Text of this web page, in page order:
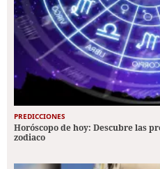
PREDICCIONES
Horóscopo de hoy: Descubre las
zodiaco